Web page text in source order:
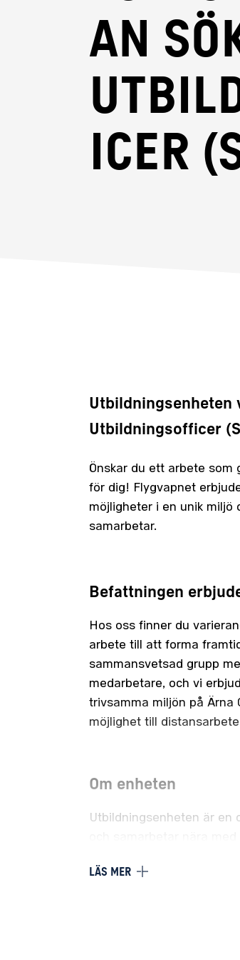
an
icer
Utbildningsofficer
Önskar du ett arbete som
för dig! Flygvapnet
möjligheter i en unik miljö
samarbetar.
Befattningen
Hos oss finner du
arbete till att forma
sammansvetsad grupp
medarbetare, och vi
trivsamma miljön på Ärna
möjlighet till
Om enheten
Utbildningsenheten är en
förutsättningar för
LÄS MER